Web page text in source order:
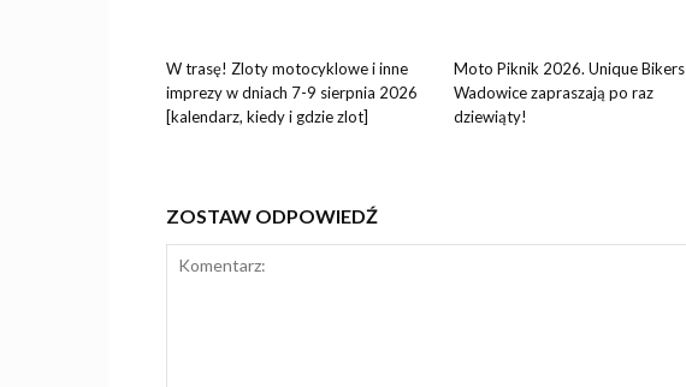
W trasę! Zloty motocyklowe i inne
imprezy w dniach 7-9 sierpnia 2026
[kalendarz, kiedy i gdzie zlot]
Moto Piknik 2026. Unique Bikers
Wadowice zapraszają po raz
dziewiąty!
ZOSTAW ODPOWIEDŹ